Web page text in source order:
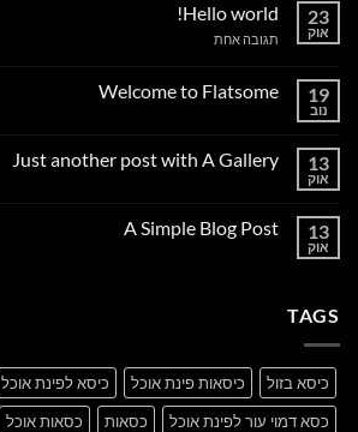
23
אוק
Hello world!
תגובה אחתעל
19
נוב
Welcome to Flatsome
Welcome
13
אוק
Just another post with A Gallery
Just
13
אוק
A Simple Blog Post
TAGS
כיסא בזול כיסאות פינת אוכל
כיסא לפינת אוכל
כסא דמוי עור לפינת אוכל
כסאות
כסאות אוכל